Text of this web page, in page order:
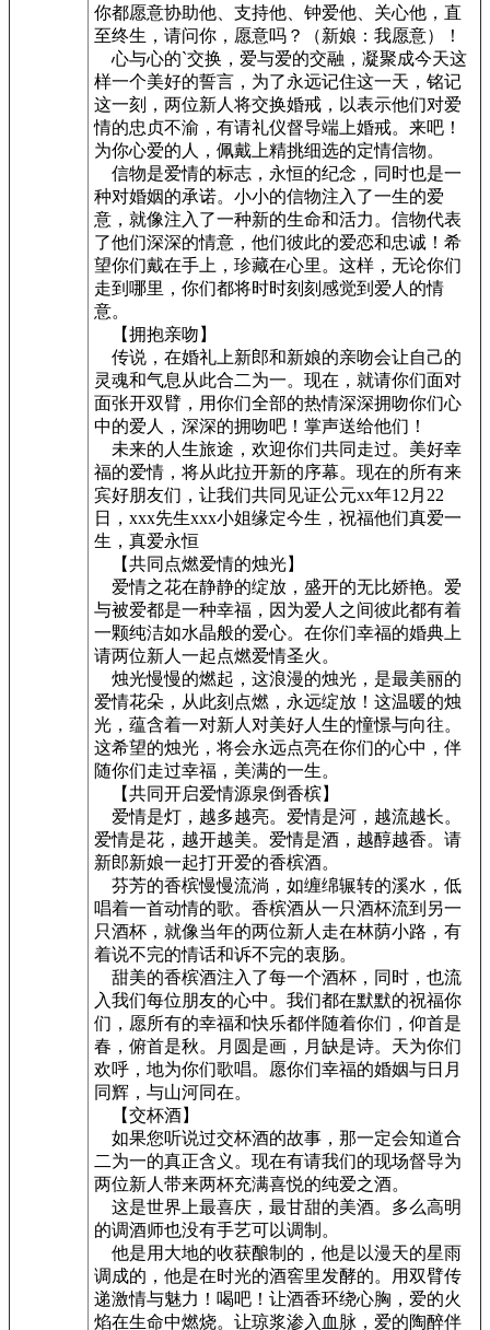
你都愿意协助他、支持他、钟爱他、关心他，直
至终生，请问你，愿意吗？（新娘：我愿意）！
心与心的`交换，爱与爱的交融，凝聚成今天这
样一个美好的誓言，为了永远记住这一天，铭记
这一刻，两位新人将交换婚戒，以表示他们对爱
情的忠贞不渝，有请礼仪督导端上婚戒。来吧！
为你心爱的人，佩戴上精挑细选的定情信物。
信物是爱情的标志，永恒的纪念，同时也是一
种对婚姻的承诺。小小的信物注入了一生的爱
意，就像注入了一种新的生命和活力。信物代表
了他们深深的情意，他们彼此的爱恋和忠诚！希
望你们戴在手上，珍藏在心里。这样，无论你们
走到哪里，你们都将时时刻刻感觉到爱人的情
意。
【拥抱亲吻】
传说，在婚礼上新郎和新娘的亲吻会让自己的
灵魂和气息从此合二为一。现在，就请你们面对
面张开双臂，用你们全部的热情深深拥吻你们心
中的爱人，深深的拥吻吧！掌声送给他们！
未来的人生旅途，欢迎你们共同走过。美好幸
福的爱情，将从此拉开新的序幕。现在的所有来
宾好朋友们，让我们共同见证公元xx年12月22
日，xxx先生xxx小姐缘定今生，祝福他们真爱一
生，真爱永恒
【共同点燃爱情的烛光】
爱情之花在静静的绽放，盛开的无比娇艳。爱
与被爱都是一种幸福，因为爱人之间彼此都有着
一颗纯洁如水晶般的爱心。在你们幸福的婚典上
请两位新人一起点燃爱情圣火。
烛光慢慢的燃起，这浪漫的烛光，是最美丽的
爱情花朵，从此刻点燃，永远绽放！这温暖的烛
光，蕴含着一对新人对美好人生的憧憬与向往。
这希望的烛光，将会永远点亮在你们的心中，伴
随你们走过幸福，美满的一生。
【共同开启爱情源泉倒香槟】
爱情是灯，越多越亮。爱情是河，越流越长。
爱情是花，越开越美。爱情是酒，越醇越香。请
新郎新娘一起打开爱的香槟酒。
芬芳的香槟慢慢流淌，如缠绵辗转的溪水，低
唱着一首动情的歌。香槟酒从一只酒杯流到另一
只酒杯，就像当年的两位新人走在林荫小路，有
着说不完的情话和诉不完的衷肠。
甜美的香槟酒注入了每一个酒杯，同时，也流
入我们每位朋友的心中。我们都在默默的祝福你
们，愿所有的幸福和快乐都伴随着你们，仰首是
春，俯首是秋。月圆是画，月缺是诗。天为你们
欢呼，地为你们歌唱。愿你们幸福的婚姻与日月
同辉，与山河同在。
【交杯酒】
如果您听说过交杯酒的故事，那一定会知道合
二为一的真正含义。现在有请我们的现场督导为
两位新人带来两杯充满喜悦的纯爱之酒。
这是世界上最喜庆，最甘甜的美酒。多么高明
的调酒师也没有手艺可以调制。
他是用大地的收获酿制的，他是以漫天的星雨
调成的，他是在时光的酒窖里发酵的。用双臂传
递激情与魅力！喝吧！让酒香环绕心胸，爱的火
焰在生命中燃烧。让琼浆渗入血脉，爱的陶醉伴